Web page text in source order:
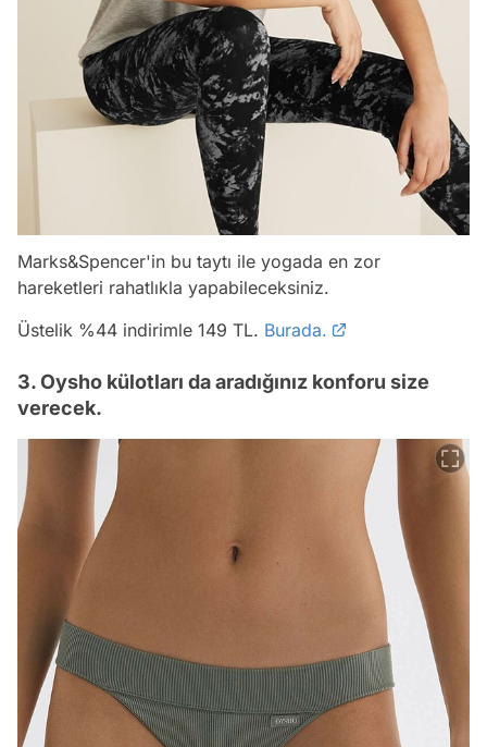
Marks&Spencer'in bu taytı ile yogada en zor
hareketleri rahatlıkla yapabileceksiniz.
Üstelik %44 indirimle 149 TL. Burada.
3. Oysho külotları da aradığınız konforu size
verecek.